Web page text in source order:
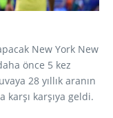
New York New
önce 5 kez
28 yıllık aranın
karşı karşıya geldi.